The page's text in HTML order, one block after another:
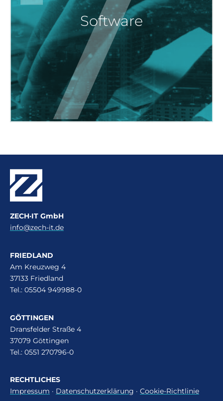
Software
ZECH·IT GmbH
info@zech-it.de
FRIEDLAND
Am Kreuzweg 4
37133 Friedland
Tel.: 05504 949988-0
GÖTTINGEN
Dransfelder Straße 4
37079 Göttingen
Tel.: 0551 270796-0
RECHTLICHES
Impressum · Datenschutzerklärung · Cookie-Richtlinie